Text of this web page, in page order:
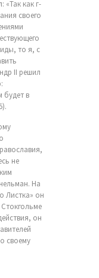
как г-
своего
то я, с
II решил
будет в
не
На
Листка» он
он
своему